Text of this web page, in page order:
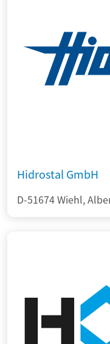
Hidrostal GmbH
D-51674 Wiehl,